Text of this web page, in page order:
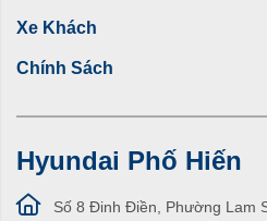
Xe Khách
Chính Sách
Hyundai Phố Hiến
Số 8 Đinh Điền, Phường Lam